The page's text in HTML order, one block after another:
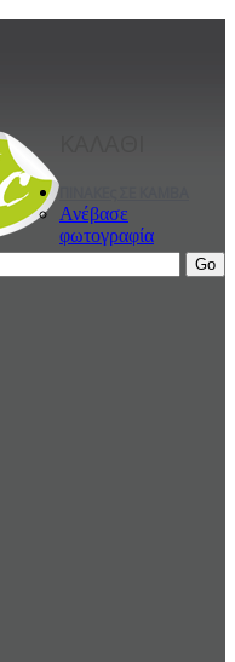
Ανέβασε
φωτογραφία